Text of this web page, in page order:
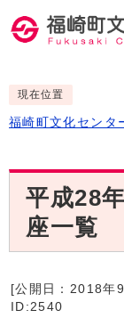
現在位置
福崎町文化センタ
平成28
座一覧
[公開日： 2018年
ID:2540